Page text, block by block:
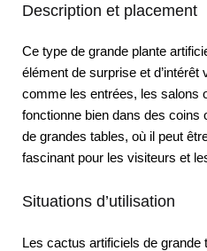
Description et placement
Ce type de grande plante
élément de surprise et
comme les entrées, les salons
fonctionne bien dans des
de grandes tables, où il peut
fascinant pour les visiteurs et
Situations d’utilisation
Les cactus artificiels de grande